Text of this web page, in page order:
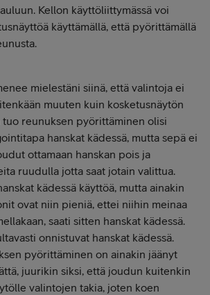
Kellon käyttöliittymässä voi
käyttämällä, että pyörittämällä
mielestäni siinä, että valintoja ei
muuten kuin kosketusnäytön
tuo reunuksen pyörittäminen olisi
hanskat kädessä, mutta sepä ei
ottamaan hanskan pois ja
ruudulla jotta saat jotain valittua.
kädessä käyttöä, mutta ainakin
ovat niin pieniä, ettei niihin meinaa
saati sitten hanskat kädessä.
onnistuvat hanskat kädessä.
pyörittäminen on ainakin jäänyt
juurikin siksi, että joudun kuitenkin
valintojen takia, joten koen